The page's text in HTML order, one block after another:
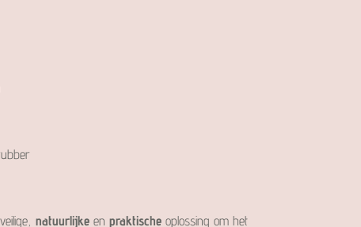
natuurlijke en praktische oplossing om het